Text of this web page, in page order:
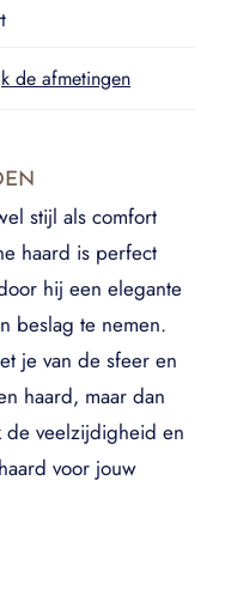
de afmetingen
stijl als comfort
haard is perfect
hij een elegante
beslag te nemen.
je van de sfeer en
haard, maar dan
de veelzijdigheid en
voor jouw